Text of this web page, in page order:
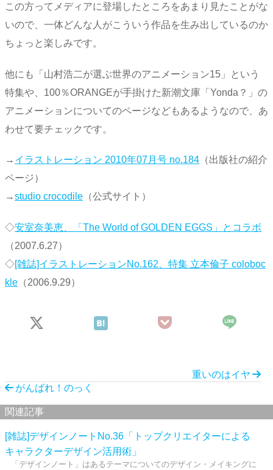
この方ってメディアに登場したところをあまり見たことがな
いので、一体どんな人がこういう作品を生み出しているのか
ちょっと楽しみです。
他にも「山村浩二が選ぶ世界のアニメーション15」という
特集や、100％ORANGEが手掛けた新潮文庫「Yonda？」の
アニメーションについてのページなどもあるようなので、あ
わせて要チェックです。
→ イラストレーション 2010年07月号 no.184 （出版社の紹介
ページ）
→studio crocodile （公式サイト）
◇安室奈美恵、「The World of GOLDEN EGGS」とコラボ
（2007.6.27）
◇[雑誌]イラストレーションNo.162、特集 立本倫子 coloboc
kle （2006.9.29）
重いのはイヤ
がんばれ！のっく
関連記事
[雑誌]デザインノートNo.36「トップクリエイターによる
キャラクターデザイン活用術」
「デザインノート」はあるテーマについてのデザイン・メイキングに